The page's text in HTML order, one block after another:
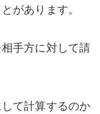
があります。
手方に対して請
て計算するのか